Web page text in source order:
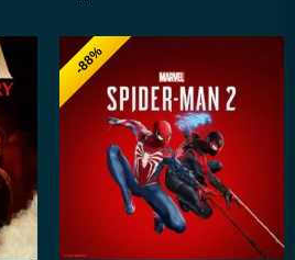
-88%